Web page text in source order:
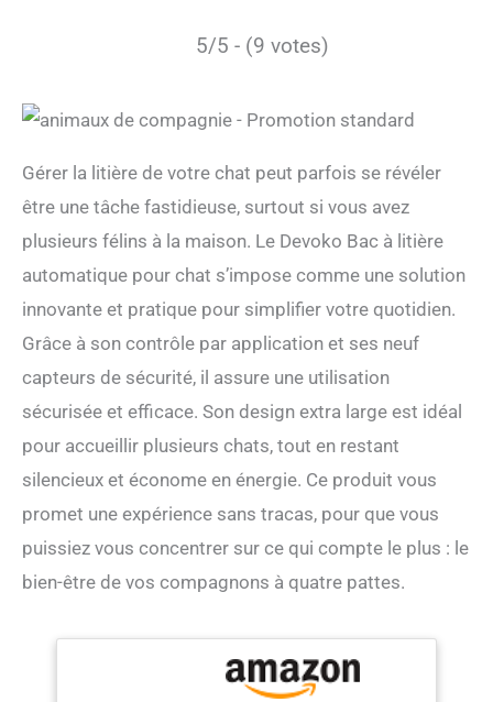
5/5 - (9 votes)
Gérer la litière de votre chat peut parfois se révéler
être une tâche fastidieuse, surtout si vous avez
plusieurs félins à la maison. Le Devoko Bac à litière
automatique pour chat s’impose comme une solution
innovante et pratique pour simplifier votre quotidien.
Grâce à son contrôle par application et ses neuf
capteurs de sécurité, il assure une utilisation
sécurisée et efficace. Son design extra large est idéal
pour accueillir plusieurs chats, tout en restant
silencieux et économe en énergie. Ce produit vous
promet une expérience sans tracas, pour que vous
puissiez vous concentrer sur ce qui compte le plus : le
bien-être de vos compagnons à quatre pattes.